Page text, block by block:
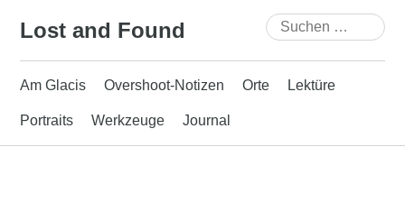
Lost and Found
Suchen
nach:
Am Glacis Overshoot-Notizen Orte Lektüre
Portraits Werkzeuge Journal